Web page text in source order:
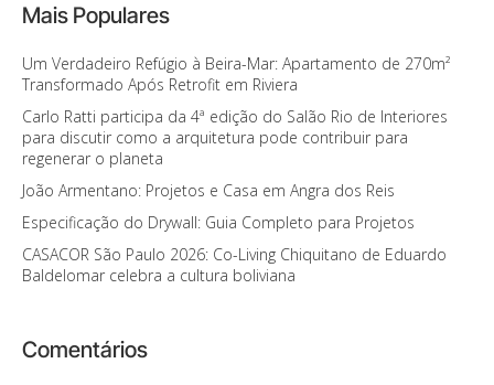
Mais Populares
Um Verdadeiro Refúgio à Beira-Mar: Apartamento de 270m²
Transformado Após Retrofit em Riviera
Carlo Ratti participa da 4ª edição do Salão Rio de Interiores
para discutir como a arquitetura pode contribuir para
regenerar o planeta
João Armentano: Projetos e Casa em Angra dos Reis
Especificação do Drywall: Guia Completo para Projetos
CASACOR São Paulo 2026: Co-Living Chiquitano de Eduardo
Baldelomar celebra a cultura boliviana
Comentários